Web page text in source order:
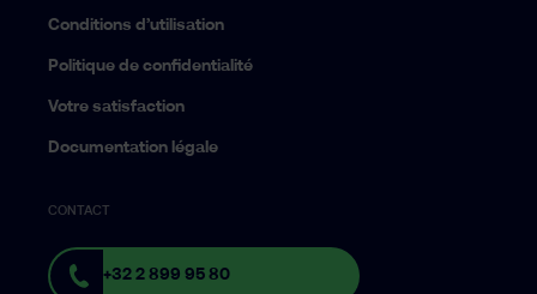
Conditions d’utilisation
Politique de confidentialité
Votre satisfaction
Documentation légale
CONTACT
+32 2 899 95 80